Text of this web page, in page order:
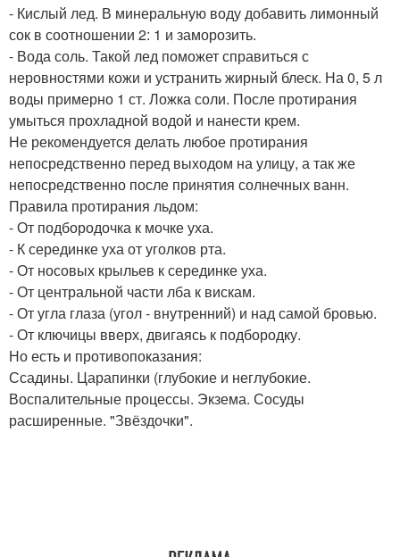
- Кислый лед. В минеральную воду добавить лимонный
сок в соотношении 2: 1 и заморозить.
- Вода соль. Такой лед поможет справиться с
неровностями кожи и устранить жирный блеск. На 0, 5 л
воды примерно 1 ст. Ложка соли. После протирания
умыться прохладной водой и нанести крем.
Не рекомендуется делать любое протирания
непосредственно перед выходом на улицу, а так же
непосредственно после принятия солнечных ванн.
Правила протирания льдом:
- От подбородочка к мочке уха.
- К серединке уха от уголков рта.
- От носовых крыльев к серединке уха.
- От центральной части лба к вискам.
- От угла глаза (угол - внутренний) и над самой бровью.
- От ключицы вверх, двигаясь к подбородку.
Но есть и противопоказания:
Ссадины. Царапинки (глубокие и неглубокие.
Воспалительные процессы. Экзема. Сосуды
расширенные. "Звёздочки".